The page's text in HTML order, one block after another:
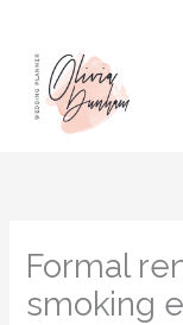
contenido
Formal
smoking